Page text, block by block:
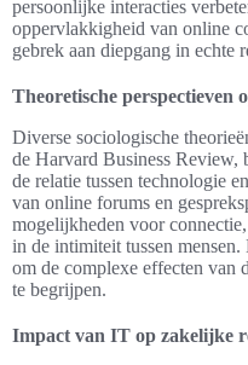
persoonlijke interacties
oppervlakkigheid van online
gebrek aan diepgang in echte
Theoretische perspectieven
Diverse sociologische
de Harvard Business Review,
de relatie tussen technologie
van online forums en
mogelijkheden voor
in de intimiteit tussen
om de complexe effecten van
te begrijpen.
Impact van IT op zakelijke